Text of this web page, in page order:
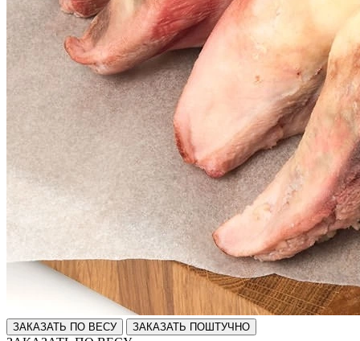
ЗАКАЗАТЬ ПО ВЕСУ ЗАКАЗАТЬ ПОШТУЧНО